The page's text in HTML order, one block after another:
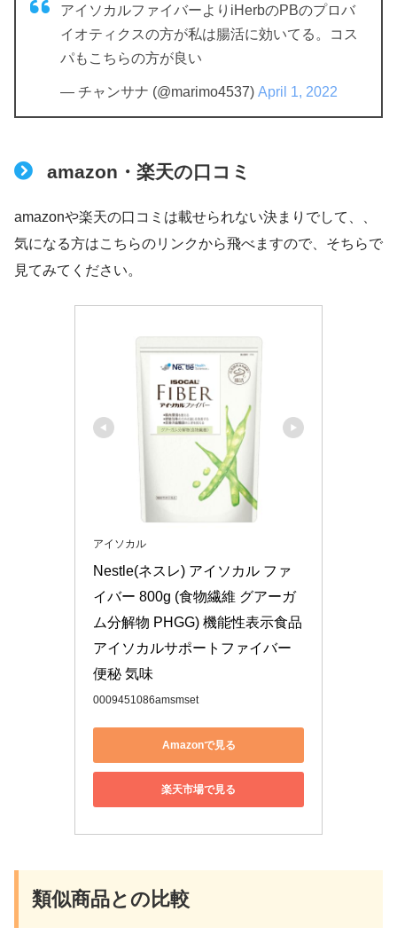
アイソカルファイバーよりiHerbのPBのプロバ
イオティクスの方が私は腸活に効いてる。コス
パもこちらの方が良い
— チャンサナ (@marimo4537) April 1, 2022
amazon・楽天の口コミ
amazonや楽天の口コミは載せられない決まりでして、、
気になる方はこちらのリンクから飛べますので、そちらで
見てみてください。
アイソカル
Nestle(ネスレ) アイソカル ファ
イバー 800g (食物繊維 グアーガ
ム分解物 PHGG) 機能性表示食品
アイソカルサポートファイバー
便秘 気味
0009451086amsmset
Amazonで見る
楽天市場で見る
類似商品との比較